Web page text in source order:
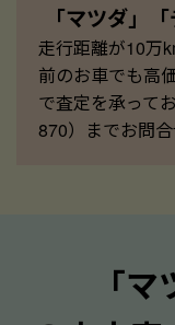
「マツダ」
走行距離が10万
前のお車でも高
で査定を承って
870）までお問合
｢マ